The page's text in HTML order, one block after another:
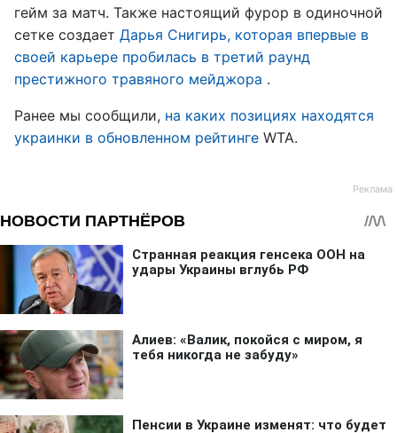
гейм за матч. Также настоящий фурор в одиночной
сетке создает Дарья Снигирь, которая впервые в
своей карьере пробилась в третий раунд
престижного травяного мейджора .
Ранее мы сообщили, на каких позициях находятся
украинки в обновленном рейтинге WTA.